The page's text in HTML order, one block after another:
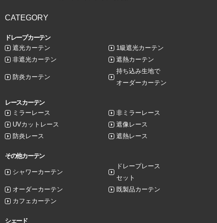
CATEGORY
ドレープカーテン
遮光カーテン
1級遮光カーテン
非遮光カーテン
遮熱カーテン
防炎カーテン
持ち込み生地で
オーダーカーテン
レースカーテン
ミラーレース
非ミラーレース
UVカットレース
遮像レース
防炎レース
遮熱レース
その他カーテン
シャワーカーテン
ドレープレース
セット
オーダーカーテン
既製品カーテン
カフェカーテン
シェード